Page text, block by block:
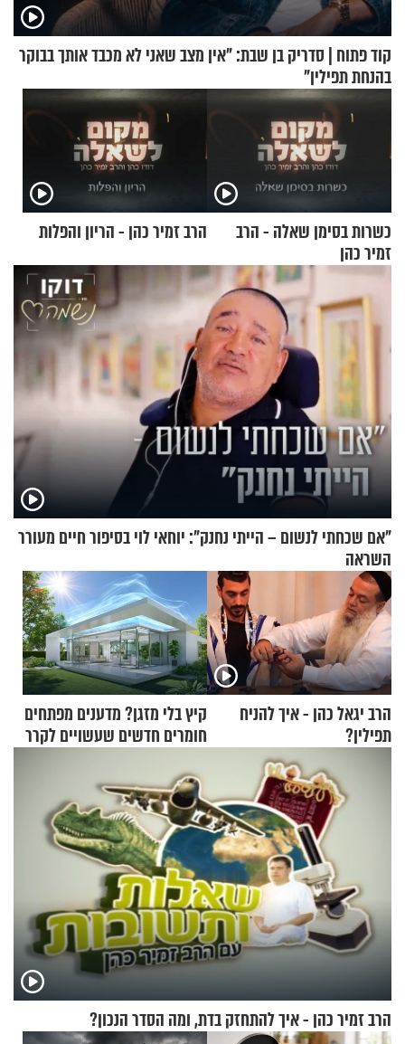
קוד פתוח | סדריק בן שבת: "אין מצב שאני לא מכבד אותך בבוקר
בהנחת תפילין"
כשרות בסימן שאלה - הרב
זמיר כהן
הרב זמיר כהן - הריון והפלות
"אם שכחתי לנשום – הייתי נחנק": יוחאי לוי בסיפור חיים מעורר
השראה
הרב יגאל כהן - איך להניח
תפילין?
קיץ בלי מזגן? מדענים מפתחים
חומרים חדשים שעשויים לקרר
הרב זמיר כהן - איך להתחזק בדת, ומה הסדר הנכון?